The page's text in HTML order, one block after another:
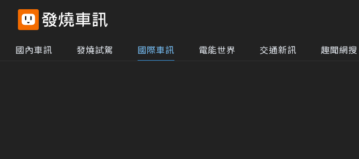
國內車訊 發燒試駕 國際車訊 電能世界 交通新訊 趣聞網搜